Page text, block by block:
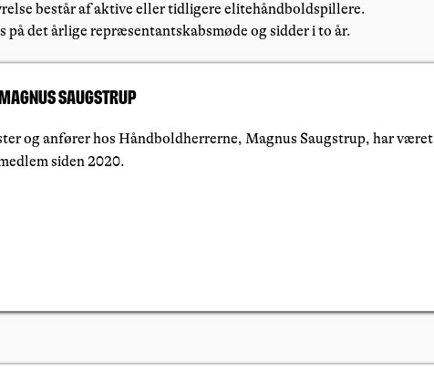
består af aktive eller tidligere elitehåndboldspillere.
på det årlige repræsentantskabsmøde og sidder i to år.
Saugstrup
og anfører hos Håndboldherrerne, Magnus Saugstrup, har været
siden 2020.